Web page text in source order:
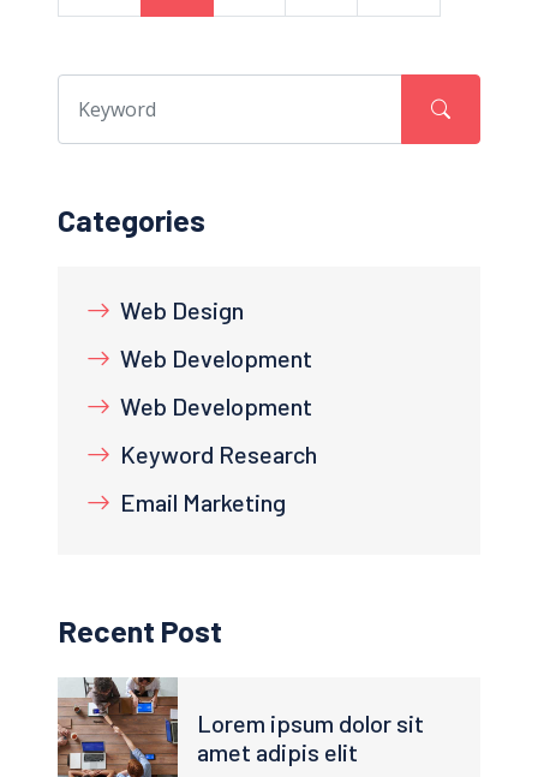
Categories
Web Design
Web Development
Web Development
Keyword Research
Email Marketing
Recent Post
Lorem ipsum dolor sit
amet adipis elit